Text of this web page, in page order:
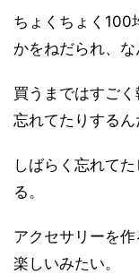
ちょくちょく100
かをねだられ、な
買うまではすご
忘れてたりするん
しばらく忘れて
る。
アクセサリーを
楽しいみたい。